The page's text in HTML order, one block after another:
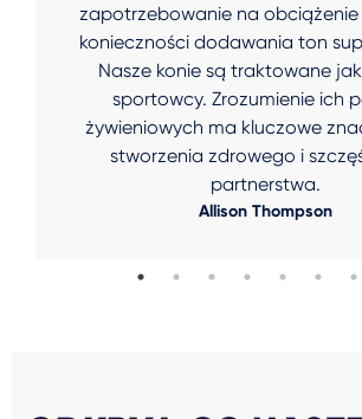
zapotrzebowanie na
konieczności dodawania ton
Nasze konie są traktowane
sportowcy. Zrozumienie ich
żywieniowych ma kluczowe
stworzenia zdrowego i
partnerstwa.
Allison Thompson